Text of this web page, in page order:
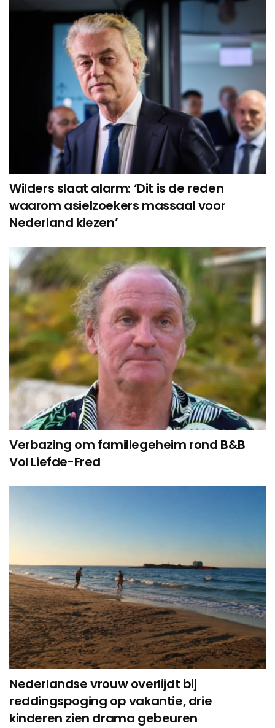
Wilders slaat alarm: ‘Dit is de reden
waarom asielzoekers massaal voor
Nederland kiezen’
Verbazing om familiegeheim rond B&B
Vol Liefde-Fred
Nederlandse vrouw overlijdt bij
reddingspoging op vakantie, drie
kinderen zien drama gebeuren